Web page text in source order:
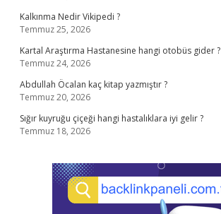
Kalkınma Nedir Vikipedi ?
Temmuz 25, 2026
Kartal Araştırma Hastanesine hangi otobüs gider ?
Temmuz 24, 2026
Abdullah Öcalan kaç kitap yazmıştır ?
Temmuz 20, 2026
Sığır kuyruğu çiçeği hangi hastalıklara iyi gelir ?
Temmuz 18, 2026